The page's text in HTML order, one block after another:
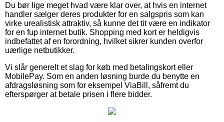
Du bør lige meget hvad være klar over, at hvis en internet
handler sælger deres produkter for en salgspris som kan
virke urealistisk attraktiv, så kunne det tit være en indikator
for en fup internet butik. Shopping med kort er heldigvis
indbefattet af en forordning, hvilket sikrer kunden overfor
uærlige netbutikker.
Vi slår generelt et slag for køb med betalingskort eller
MobilePay. Som en anden løsning burde du benytte en
afdragsløsning som for eksempel ViaBill, såfremt du
efterspørger at betale prisen i flere bidder.